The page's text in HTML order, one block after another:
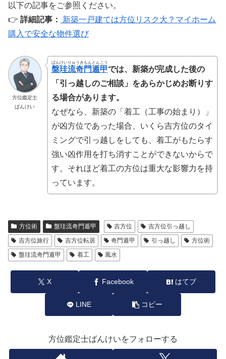
以下の記事をご参照ください。
👉 詳細記事：
新築一戸建ては方位リスク大？マイホーム
購入で安全な物件選び
方位鑑定士
ばんけい
盤珪流奇門遁甲
ばんけいりゅうきもんとんこう
では、新築が完成した後の
「引っ越しのご相談」をあらかじめお断りす
る場合があります。
なぜなら、新築の「着工（工事の始まり）」
が凶方位であった場合、いくら吉方位のタイ
ミングで引っ越しをしても、着工がもたらす
強い凶作用を打ち消すことができないからで
す。それほど着工の方位は重大な影響力を持
っています。
方位術 盤珪流奇門遁甲 吉方位
吉方位引っ越し
吉方位旅行
吉方位転居 奇門遁甲 引っ越し
方位術
盤珪流奇門遁甲
着工 風水
X Facebook はてブ
LINE コピー
方位鑑定士ばんけいをフォローする